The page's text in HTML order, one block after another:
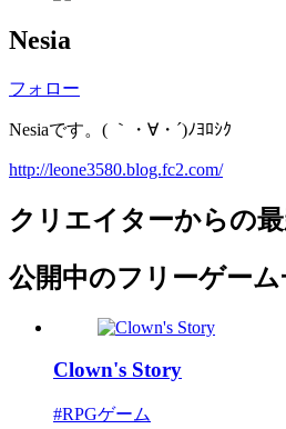
Nesia
フォロー
Nesiaです。( ｀・∀・´)ﾉﾖﾛｼｸ
http://leone3580.blog.fc2.com/
クリエイターからの
公開中のフリーゲーム
Clown's Story
#RPGゲーム